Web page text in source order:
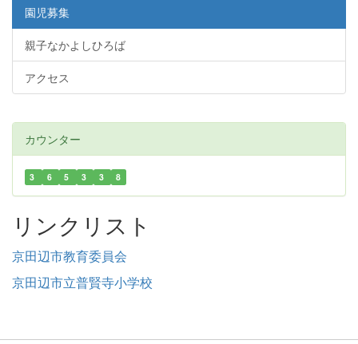
園児募集
親子なかよしひろば
アクセス
カウンター
3 6 5 3 3 8
リンクリスト
京田辺市教育委員会
京田辺市立普賢寺小学校